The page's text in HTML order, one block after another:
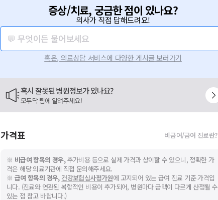
증상/치료, 궁금한 점이 있나요?
의사가 직접 답해드려요!
💬 무엇이든 물어보세요
혹은, 의료상담 서비스에 다양한 게시글 보러가기
혹시 잘못된 병원정보가 있나요?
모두닥 팀에 알려주세요!
가격표 비급여/급여 진료란?
※ 비급여 항목의 경우,추가비용 등으로 실제 가격과 상이할 수 있으니, 정확한 가
격은 해당 의료기관에 직접 문의해주세요.
※ 급여 항목의 경우, 건강보험심사평가원에 고지되어 있는 급여 진료 기준 가격입
니다. (진료와 연관된 복합적인 비용이 추가되어, 병원마다 금액이 다르게 산정될 수
있는 점 참고 바랍니다.)